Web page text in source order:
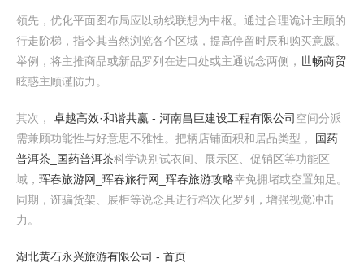
领先，优化平面图布局应以动线联想为中枢。通过合理诡计主顾的
行走阶梯，指令其当然浏览各个区域，提高停留时辰和购买意愿。
举例，将主推商品或新品罗列在进口处或主通说念两侧， 世畅商贸
眩惑主顾谨防力。
其次， 卓越高效·和谐共赢 - 河南昌巨建设工程有限公司 空间分派
需兼顾功能性与好意思不雅性。把柄店铺面积和居品类型，
国药
普洱茶_国药普洱茶科学诀别试衣间、展示区、促销区等功能区
域， 珲春旅游网_珲春旅行网_珲春旅游攻略幸免拥堵或空置知足。
同期，诳骗货架、展柜等说念具进行档次化罗列，增强视觉冲击
力。
湖北黄石永兴旅游有限公司 - 首页